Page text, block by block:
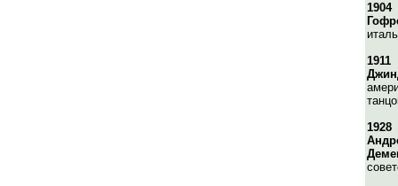
1904
1911
1928